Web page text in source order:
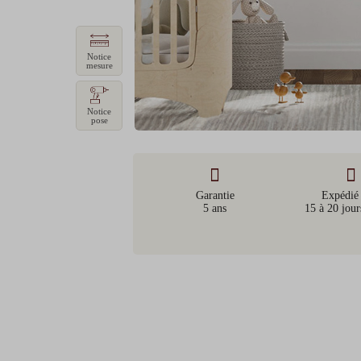
commande)
2ème mensualité
4ème mensualité
Coût total
Notice
mesure
Notice
pose
Garantie
5 ans
Expédié
15 à 20